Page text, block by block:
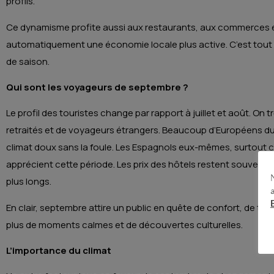
Ce dynamisme profite aussi aux restaurants, aux
automatiquement une économie locale plus active. C’est
de saison.
Qui sont les voyageurs de septembre ?
Le profil des touristes change par rapport à juillet et août. On
retraités et de voyageurs étrangers. Beaucoup d’Européens
climat doux sans la foule. Les Espagnols eux-mêmes, surtout
apprécient cette période. Les prix des hôtels restent souvent
plus longs.
En clair, septembre attire un public en quête de confort, de
plus de moments calmes et de découvertes culturelles.
L’importance du climat